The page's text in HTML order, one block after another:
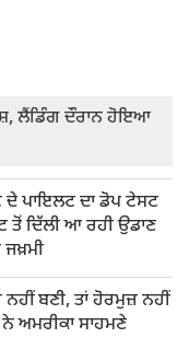
ਲੈਂਡਿੰਗ ਦੌਰਾਨ ਹੋਇਆ
ਦੇ ਪਾਇਲਟ ਦਾ ਡੋਪ ਟੇਸਟ
ਦਿੱਲੀ ਆ ਰਹੀ ਉਡਾਣ
ਬਣੀ, ਤਾਂ ਹੋਰਮੁਜ਼ ਨਹੀਂ
ਅਮਰੀਕਾ ਸਾਹਮਣੇ